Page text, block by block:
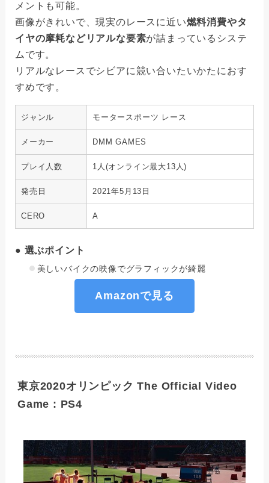
メントも可能。
画像がきれいで、現実のレースに近い燃料消費やタ
イヤの摩耗などリアルな要素が詰まっているシステ
ムです。
リアルなレースでシビアに競い合いたいかたにおす
すめです。
ジャンル モータースポーツ レース
メーカー DMM GAMES
プレイ人数 1人(オンライン最大13人)
発売日 2021年5月13日
CERO A
● 選ぶポイント
美しいバイクの映像でグラフィックが綺麗
Amazonで見る
東京2020オリンピック The Official Video
Game : PS4